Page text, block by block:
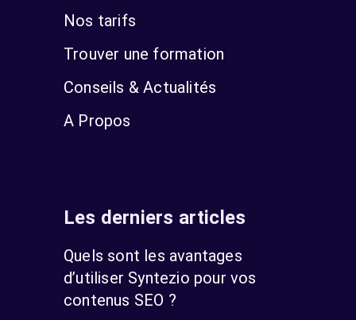
Nos tarifs
Trouver une formation
Conseils & Actualités
A Propos
Les derniers articles
Quels sont les avantages
d’utiliser Syntezio pour vos
contenus SEO ?